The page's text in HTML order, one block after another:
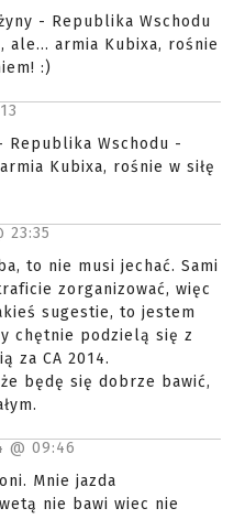
- Republika Wschodu
armia Kubixa, rośnie
:)
Republika Wschodu -
Kubixa, rośnie w siłę
23:35
to nie musi jechać. Sami
zorganizować, więc
sugestie, to jestem
chętnie podzielą się z
za CA 2014.
będę się dobrze bawić,
@ 09:46
Mnie jazda
nie bawi wiec nie